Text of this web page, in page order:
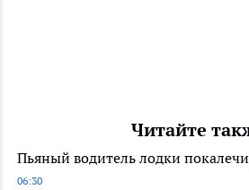
Читайте
Пьяный водитель лодки
06:30